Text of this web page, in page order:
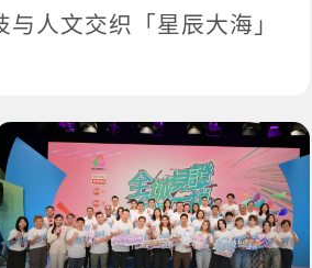
人文交织「星辰大海」